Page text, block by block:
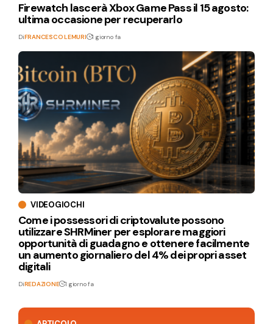
Firewatch lascerà Xbox Game Pass il 15 agosto:
ultima occasione per recuperarlo
DiFRANCESCO LEMURI 1 giorno fa
VIDEOGIOCHI
Come i possessori di criptovalute possono
utilizzare SHRMiner per esplorare maggiori
opportunità di guadagno e ottenere facilmente
un aumento giornaliero del 4% dei propri asset
digitali
DiREDAZIONE 1 giorno fa